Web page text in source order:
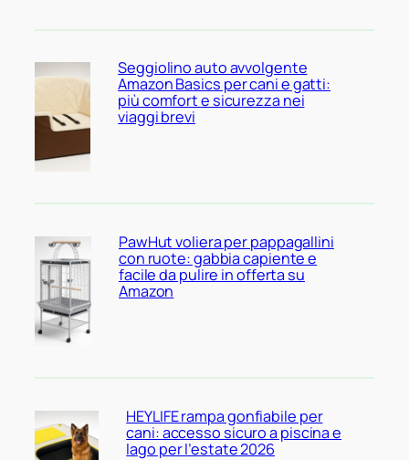
Seggiolino auto avvolgente
Amazon Basics per cani e gatti:
più comfort e sicurezza nei
viaggi brevi
PawHut voliera per pappagallini
con ruote: gabbia capiente e
facile da pulire in offerta su
Amazon
HEYLIFE rampa gonfiabile per
cani: accesso sicuro a piscina e
lago per l’estate 2026